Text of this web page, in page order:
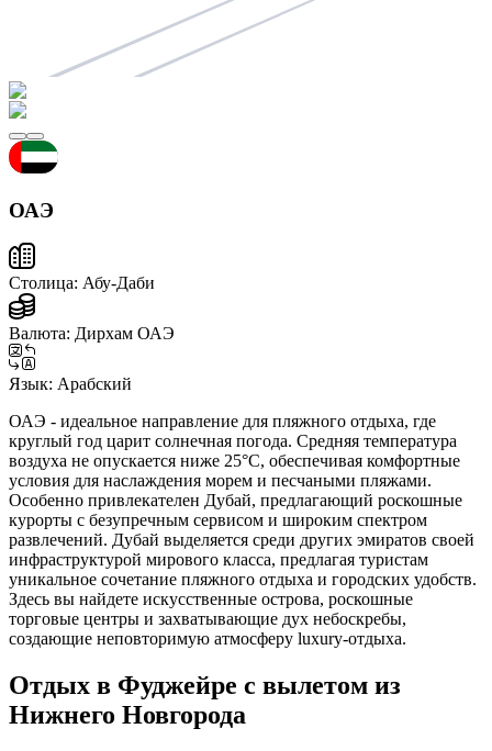
ОАЭ
Столица: Абу-Даби
Валюта: Дирхам ОАЭ
Язык: Арабский
ОАЭ - идеальное направление для пляжного отдыха, где
круглый год царит солнечная погода. Средняя температура
воздуха не опускается ниже 25°C, обеспечивая комфортные
условия для наслаждения морем и песчаными пляжами.
Особенно привлекателен Дубай, предлагающий роскошные
курорты с безупречным сервисом и широким спектром
развлечений. Дубай выделяется среди других эмиратов своей
инфраструктурой мирового класса, предлагая туристам
уникальное сочетание пляжного отдыха и городских удобств.
Здесь вы найдете искусственные острова, роскошные
торговые центры и захватывающие дух небоскребы,
создающие неповторимую атмосферу luxury-отдыха.
Отдых в Фуджейре с вылетом из
Нижнего Новгорода